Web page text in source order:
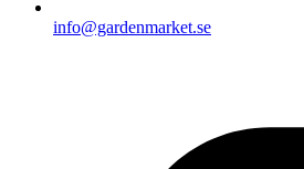
info@gardenmarket.se